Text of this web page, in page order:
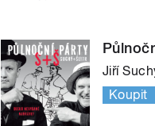
Jiří
Koupit